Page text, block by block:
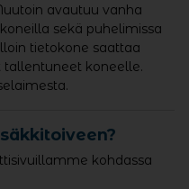
avautuu vanha
sekä puhelimissa
tietokone saattaa
tallentuneet koneelle.
kohdassa